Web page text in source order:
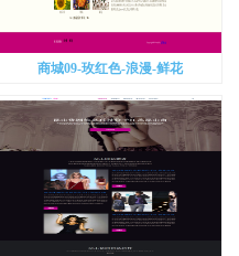
商城09-玫红色-浪漫-鲜花